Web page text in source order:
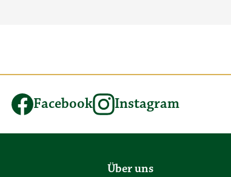
Facebook Instagram
Über uns